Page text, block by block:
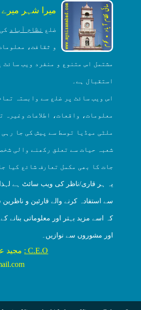
میرا شہر
ضلع نظام آباد
و ثقافت،
مشتمل اس متنوع و منفرد ویب سائٹ
استقبال ہے۔
اس ویب سائٹ پر ضلع سے وابستہ
معلومات، واقعات، اطلاعات وغیرہ
ملٹی میڈیا توسط سے پیش کی جا
شعبہ حیات سے تعلق رکھنے والی
جات کا بھی مکمل تعارف شائع کیا
یہ ہر قاری/ناظر کی ویب سائٹ ہے
سے استفادہ کرنے والے قارئین و
کہ اسے مزید بہتر اور معلوماتی بنانے کے
اور مشوروں سے نوازیں۔
C.E.O :
مجید